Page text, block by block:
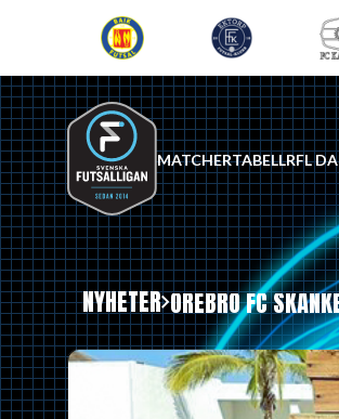
MATCHERTABELLRFL
NYHETER ÖREBRO FC